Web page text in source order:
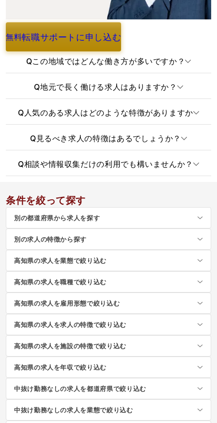
無料転職サポートに申し込む
よくあるご質問
Qこの地域ではどんな働き方が多いですか？
Q地元で長く働ける求人はありますか？
Q人気のある求人はどのような特徴がありますか
Q 見るべき求人の特徴はあるでしょうか？
Q相談や情報収集だけの利用でも構いませんか？
条件を絞って探す
別の都道府県から求人を探す
別の求人の特徴から探す
高知県の求人を業態で絞り込む
高知県の求人を職種で絞り込む
高知県の求人を雇用形態で絞り込む
高知県の求人を求人の特徴で絞り込む
高知県の求人を施設の特徴で絞り込む
高知県の求人を年収で絞り込む
中抜け勤務なしの求人を都道府県で絞り込む
中抜け勤務なしの求人を業態で絞り込む